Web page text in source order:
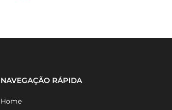
NAVEGAÇÃO RÁPIDA
Home